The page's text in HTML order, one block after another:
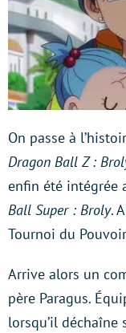
On passe à
Dragon Ball Z :
enfin été intégrée
Ball Super : Broly.
Tournoi du
Arrive alors un
père Paragus.
lorsqu’il déchaîne